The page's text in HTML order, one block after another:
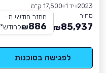
2023 יד 1
17,500 ק״מ
מחיר
85,937
₪
החזר חודשי מ-
886
₪לחודש*
לפגישה בסוכנות